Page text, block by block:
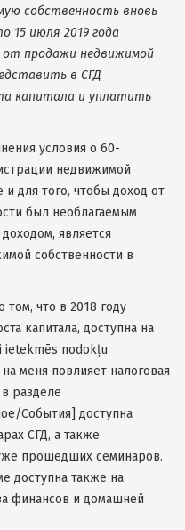
собственность вновь
15 июля 2019 года
от продажи недвижимой
в СГД
капитала и уплатить
условия о 60-
недвижимой
и для того, чтобы доход от
был необлагаемым
является
собственности в
что в 2018 году
капитала, доступна на
ietekmēs nodokļu
меня повлияет налоговая
разделе
События] доступна
СГД, а также
прошедших семинаров.
доступна также на
финансов и домашней